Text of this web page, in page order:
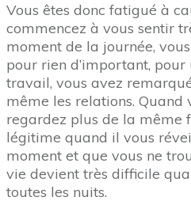
Vous êtes donc fatigué à
commencez à vous sentir
moment de la journée,
pour rien d’important, pour
travail, vous avez
même les relations. Quand
regardez plus de la même
légitime quand il vous
moment et que vous ne
vie devient très difficile
toutes les nuits.